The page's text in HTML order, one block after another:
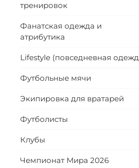
тренировок
Фанатская одежда и
атрибутика
Lifestyle (повседневная
Футбольные мячи
Экипировка для вратарей
Футболисты
Клубы
Чемпионат Мира 2026